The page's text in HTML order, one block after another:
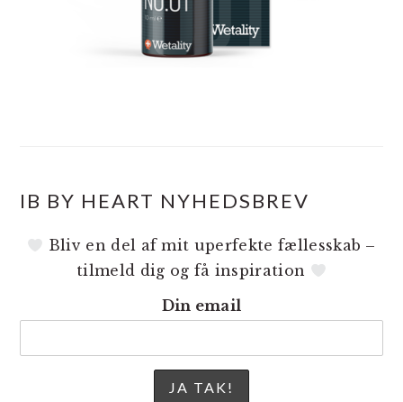
IB BY HEART NYHEDSBREV
Bliv en del af mit uperfekte fællesskab –
tilmeld dig og få inspiration
Din email